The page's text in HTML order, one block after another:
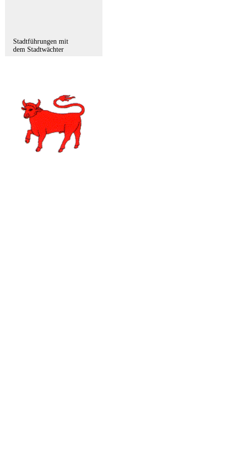
Stadtführungen mit
dem Stadtwächter